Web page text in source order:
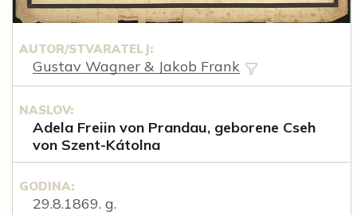
AUTOR/STVARATELJ:
Gustav Wagner & Jakob Frank
NASLOV:
Adela Freiin von Prandau, geborene Cseh
von Szent-Kátolna
GODINA:
29.8.1869. g.